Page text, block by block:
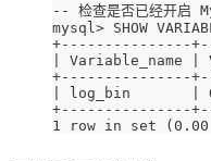
-- 检查是否已经开启
mysql> SHOW
+---------------
| Variable_name |
+---------------
| log_bin       |
+---------------
1 row in set (0.00